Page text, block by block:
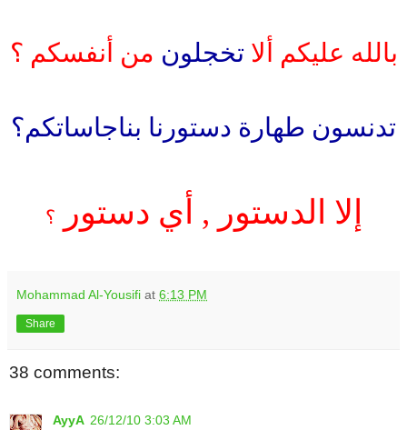
بالله عليكم ألا تخجلون من أنفسكم ؟
تدنسون طهارة دستورنا بناجاساتكم؟
إلا الدستور , أي دستور
؟
Mohammad Al-Yousifi at 6:13 PM
Share
38 comments:
AyyA 26/12/10 3:03 AM